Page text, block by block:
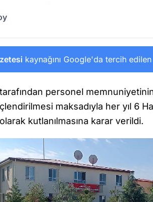
kaynağını Google'da tercih
tarafından personel
maksadıyla her yıl 6
kutlanılmasına karar verildi.